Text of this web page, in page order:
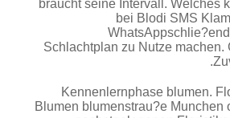
braucht seine Intervall. Welches
bei Blodi SMS
Schlachtplan zu Nutze
Kennenlernphase blumen.
Blumen blumenstrau?e Munchen